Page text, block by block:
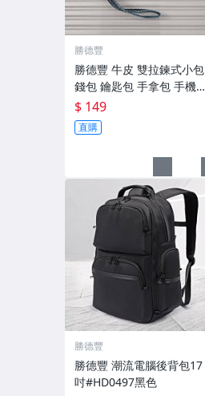
勝德豐
勝德豐 牛皮 雙拉鍊式小包
錢包 鑰匙包 手拿包 手機包
＃779
$ 149
直購
勝德豐
勝德豐 潮流電腦後背包17
吋#HD0497黑色